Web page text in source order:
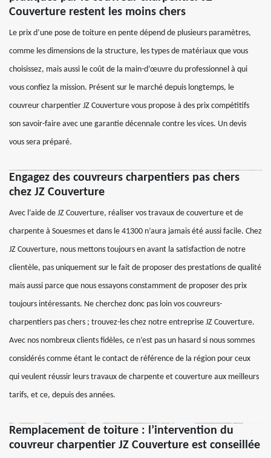
Couverture restent les moins chers
Le prix d’une pose de toiture en pente dépend de plusieurs paramètres,
comme les dimensions de la structure, les types de matériaux que vous
choisissez, mais aussi le coût de la main-d’œuvre du professionnel à qui
vous confiez la mission. Présent sur le marché depuis longtemps, le
couvreur charpentier JZ Couverture vous propose à des prix compétitifs
son savoir-faire avec une garantie décennale contre les vices. Un devis
vous sera préparé.
Engagez des couvreurs charpentiers pas chers
chez JZ Couverture
Avec l’aide de JZ Couverture, réaliser vos travaux de couverture et de
charpente à Souesmes et dans le 41300 n’aura jamais été aussi facile. Chez
JZ Couverture, nous mettons toujours en avant la satisfaction de notre
clientèle, pas uniquement sur le fait de proposer des prestations de qualité
mais aussi parce que nous essayons constamment de proposer des prix
toujours intéressants. Ne cherchez donc pas loin vos couvreurs-
charpentiers pas chers ; trouvez-les chez notre entreprise JZ Couverture.
Avec nos nombreux clients fidèles, ce n’est pas un hasard si nous sommes
considérés comme étant le contact de référence de la région pour ceux
qui veulent réussir leurs travaux de charpente et couverture aux meilleurs
tarifs, et ce, depuis des années.
Remplacement de toiture : l’intervention du
couvreur charpentier JZ Couverture est conseillée